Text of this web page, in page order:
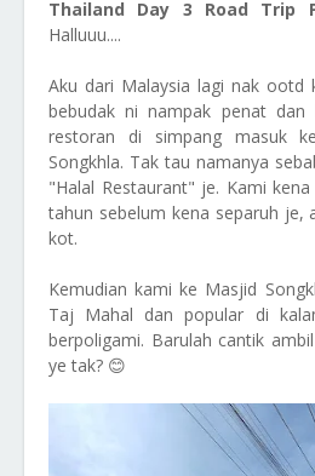
Thailand Day 3 Road Trip
Halluuu....
Aku dari Malaysia lagi nak ootd
bebudak ni nampak penat
restoran di simpang masuk
Songkhla. Tak tau namanya
"Halal Restaurant" je. Kami
tahun sebelum kena separuh je,
kot.
Kemudian kami ke Masjid
Taj Mahal dan popular di
berpoligami. Barulah cantik
ye tak? 😊